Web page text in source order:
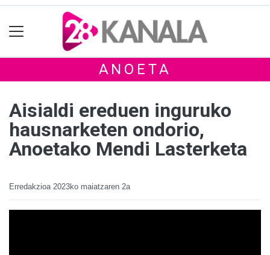
ANOETA
Aisialdi ereduen inguruko
hausnarketen ondorio,
Anoetako Mendi Lasterketa
Erredakzioa 2023ko maiatzaren 2a